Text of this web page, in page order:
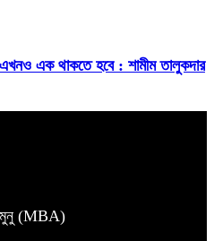
এখনও এক থাকতে হবে : শামীম তালুকদার
মুনু (MBA)